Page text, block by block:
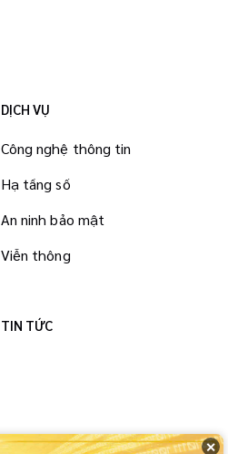
✕
DỊCH VỤ
Công nghệ thông tin
Hạ tầng số
An ninh bảo mật
Viễn thông
TIN TỨC